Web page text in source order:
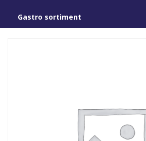
Gastro sortiment